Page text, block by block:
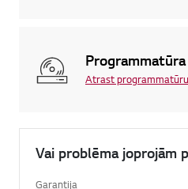
Atrast
Vai problēma joprojām
Garantija